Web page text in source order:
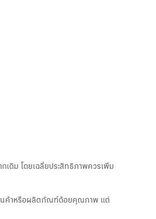
เดิม โดยเฉลี่ยประสิทธิภาพควรเพิ่ม
สินค้าหรือผลิตภัณฑ์ด้อยคุณภาพ แต่